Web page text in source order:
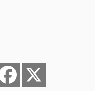
Facebook